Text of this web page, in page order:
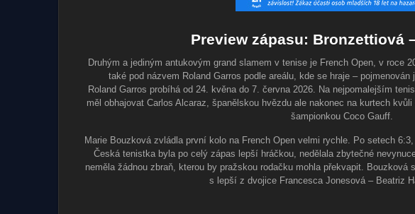
Preview zápasu: Bronzettiová
Druhým a jediným antukovým grand slamem v tenise je French Open, v roce
také pod názvem Roland Garros podle areálu, kde se hraje –
Roland Garros probíhá od 24. kvěna do 7. června 2026. Na nejpomalejším
měl obhajovat Carlos Alcaraz, španělskou hvězdu ale nakonec na kurtech
šampionkou Coco Gauff.
Marie Bouzková zvládla první kolo na French Open velmi rychle. Po setech
Česká tenistka byla po celý zápas lepší hráčkou, nedělala zbytečné
neměla žádnou zbraň, kterou by pražskou rodačku mohla překvapit.
s lepší z dvojice Francesca Jonesová – Beatriz